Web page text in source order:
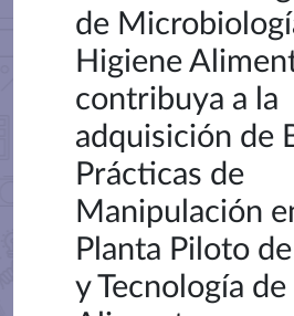
de
Higiene
contribuya a la
adquisición de
Prácticas de
Manipulación
Planta Piloto
y Tecnología de